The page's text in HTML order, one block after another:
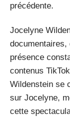
précédente.
Jocelyne
documentaires,
présence
contenus
Wildenstein se
sur Jocelyne,
cette